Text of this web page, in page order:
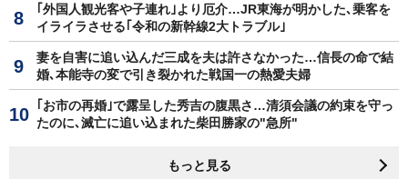
｢外国人観光客や子連れ｣より厄介…JR東海が明かした､乗客を
イライラさせる｢令和の新幹線2大トラブル｣
妻を自害に追い込んだ三成を夫は許さなかった…信長の命で結
婚､本能寺の変で引き裂かれた戦国一の熱愛夫婦
｢お市の再婚｣で露呈した秀吉の腹黒さ…清須会議の約束を守っ
たのに､滅亡に追い込まれた柴田勝家の"急所"
もっと見る